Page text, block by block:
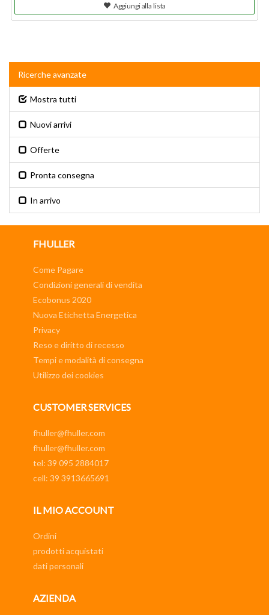
Aggiungi alla lista
Ricerche avanzate
Mostra tutti
Nuovi arrivi
Offerte
Pronta consegna
In arrivo
FHULLER
Come Pagare
Condizioni generali di vendita
Ecobonus 2020
Nuova Etichetta Energetica
Privacy
Reso e diritto di recesso
Tempi e modalità di consegna
Utilizzo dei cookies
CUSTOMER SERVICES
fhuller@fhuller.com
fhuller@fhuller.com
tel: 39 095 2884017
cell: 39 3913665691
IL MIO ACCOUNT
Ordini
prodotti acquistati
dati personali
AZIENDA